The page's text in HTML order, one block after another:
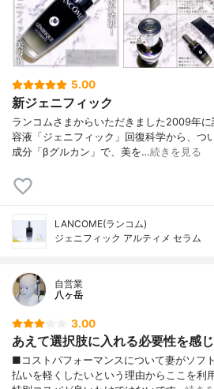
5.00
新ジェニフィック
ランコムさまからいただきました2009年
容液「ジェニフィック」回復科学から、つ
成分「βグルカン」で、美を…続きを見る
LANCOME(ランコム)
ジェニフィック アルティメ セラム
自営業
八ヶ岳
3.00
あえて選択肢に入れる必要性を感
■コストパフォーマンスについて妻がソフ
払いを軽くしたいという理由からここを利